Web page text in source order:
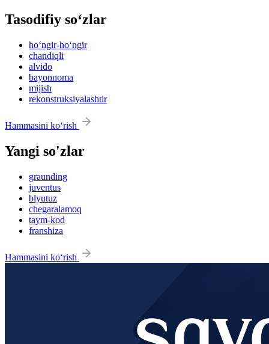
Tasodifiy so‘zlar
ho‘ngir-ho‘ngir
chandiqli
alvido
bayonnoma
mijish
rekonstruksiyalashtir
Hammasini ko‘rish
Yangi so'zlar
graunding
juventus
blyutuz
chegaralamoq
taym-kod
franshiza
Hammasini ko‘rish